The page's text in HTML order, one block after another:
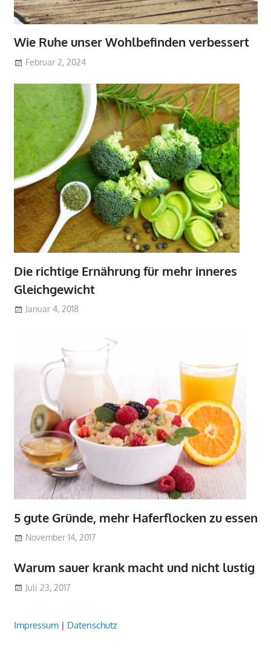
Wie Ruhe unser Wohlbefinden verbessert
Februar 2, 2024
Die richtige Ernährung für mehr inneres
Gleichgewicht
Januar 4, 2018
5 gute Gründe, mehr Haferflocken zu essen
November 14, 2017
Warum sauer krank macht und nicht lustig
Juli 23, 2017
Impressum| Datenschutz